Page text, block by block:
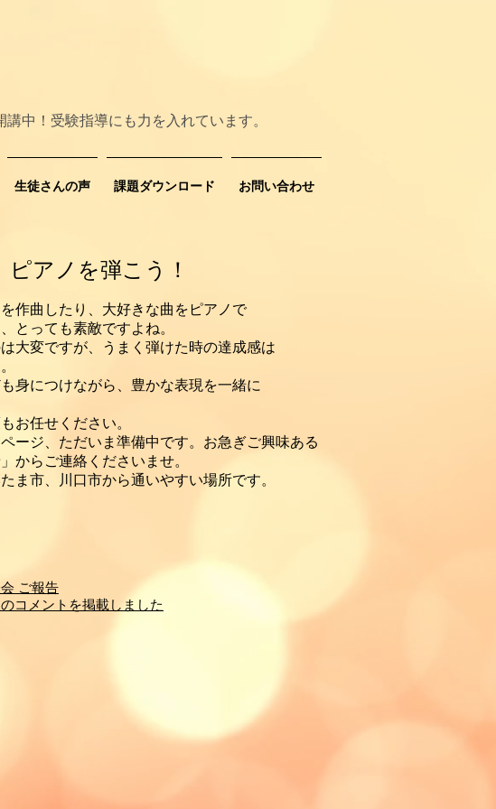
中！受験指導にも力を入れています。
生徒さんの声 課題ダウンロード お問い合わせ
アノを弾こう！
作曲したり、大好きな曲をピアノで
とっても素敵ですよね。
大変ですが、うまく弾けた時の達成感は
身につけながら、豊かな表現を一緒に
お任せください。
ージ、ただいま準備中です。お急ぎご興味ある
からご連絡くださいませ。
ま市、川口市から通いやすい場所です。
ご報告
コメントを掲載しました